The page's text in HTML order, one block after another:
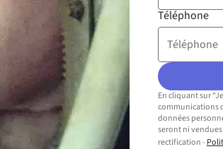
de la région
Téléphone
En cliquant sur
communications
données
seront ni
rectification -